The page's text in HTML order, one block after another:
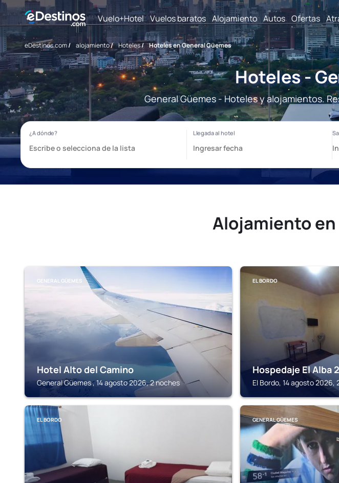
Vuelo+Hotel Vuelos baratos Alojamiento Autos Ofertas
eDestinos.com/ alojamiento/ Hoteles/ Hoteles en General Güemes
Hoteles -
General Güemes - Hoteles y alojamientos.
Alojamiento
GENERAL GÜEMES
Hotel Alto del Camino
General Güemes , 14 agosto 2026, 2 noches
EL BORDO
Hospedaje El Alba 2
El Bordo, 14 agosto 2026,
EL BORDO GENERAL GÜEMES